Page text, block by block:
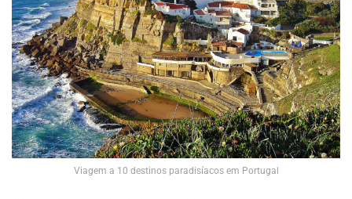
Viagem a 10 destinos paradisíacos em Portugal